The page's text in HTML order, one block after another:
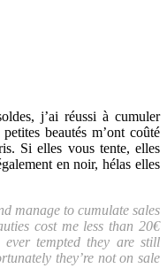
j’ai réussi à cumuler
beautés m’ont coûté
Si elles vous tente, elles
en noir, hélas elles
manage to cumulate sales
cost me less than 20€
tempted they are still
they’re not on sale